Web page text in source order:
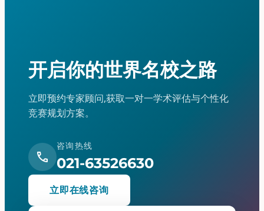
开启你的世界名校之路
立即预约专家顾问,获取一对一学术评估与个性化
竞赛规划方案。
call
咨询热线
021-63526630
立即在线咨询